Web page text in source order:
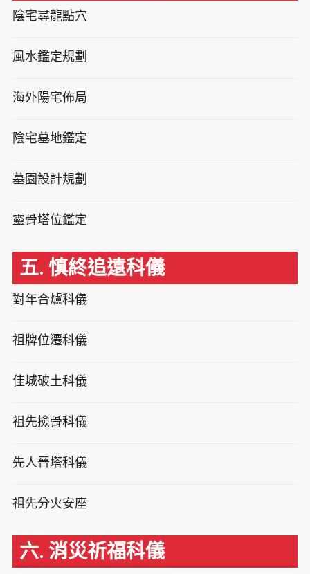
陰宅尋龍點穴
風水鑑定規劃
海外陽宅佈局
陰宅墓地鑑定
墓園設計規劃
靈骨塔位鑑定
五. 慎終追遠科儀
對年合爐科儀
祖牌位遷科儀
佳城破土科儀
祖先撿骨科儀
先人晉塔科儀
祖先分火安座
六. 消災祈福科儀